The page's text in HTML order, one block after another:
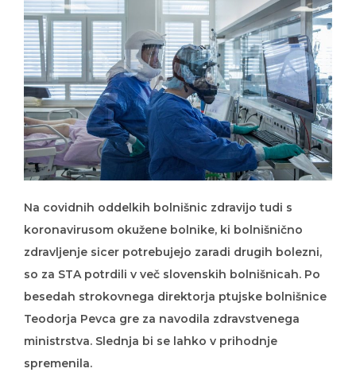
Na covidnih oddelkih bolnišnic zdravijo tudi s
koronavirusom okužene bolnike, ki bolnišnično
zdravljenje sicer potrebujejo zaradi drugih bolezni,
so za STA potrdili v več slovenskih bolnišnicah. Po
besedah strokovnega direktorja ptujske bolnišnice
Teodorja Pevca gre za navodila zdravstvenega
ministrstva. Slednja bi se lahko v prihodnje
spremenila.